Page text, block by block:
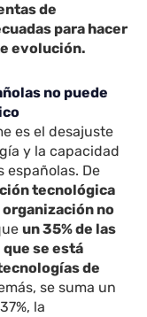
de
para hacer
evolución.
no puede
es el desajuste
y la capacidad
españolas. De
tecnológica
organización no
un 35% de las
se está
de
se suma un
la